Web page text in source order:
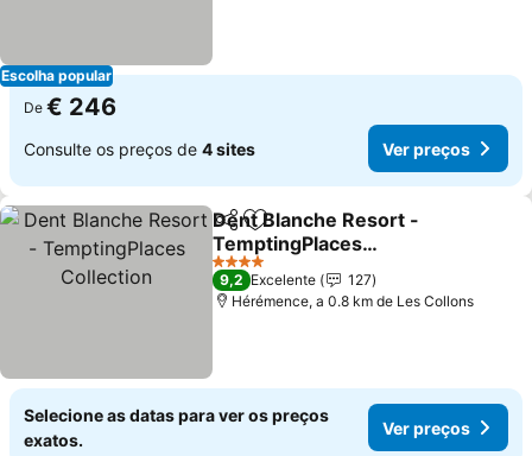
Escolha popular
De € 246
Consulte os preços de 4 sites Ver preços
PartilharAdicionar aos favoritos
Dent Blanche Resort -
TemptingPlaces
Collection
4 Estrelas
9,2 Excelente
127
Hérémence, a 0.8 km de Les Collons
Selecione as datas para ver os preços
exatos.
Ver preços